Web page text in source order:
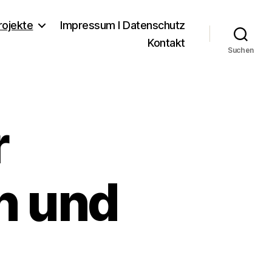
Impressum I Datenschutz
Kontakt
Suchen
und